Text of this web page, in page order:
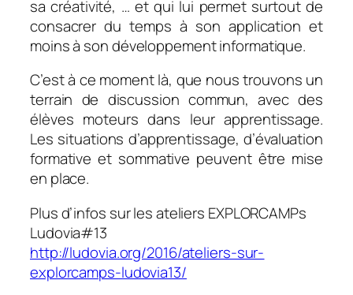
sa créativité, … et qui lui permet surtout de
consacrer du temps à son application et
moins à son développement informatique.
C’est à ce moment là, que nous trouvons un
terrain de discussion commun, avec des
élèves moteurs dans leur apprentissage.
Les situations d’apprentissage, d’évaluation
formative et sommative peuvent être mise
en place.
Plus d’infos sur les ateliers EXPLORCAMPs
Ludovia#13
http://ludovia.org/2016/ateliers-sur-
explorcamps-ludovia13/